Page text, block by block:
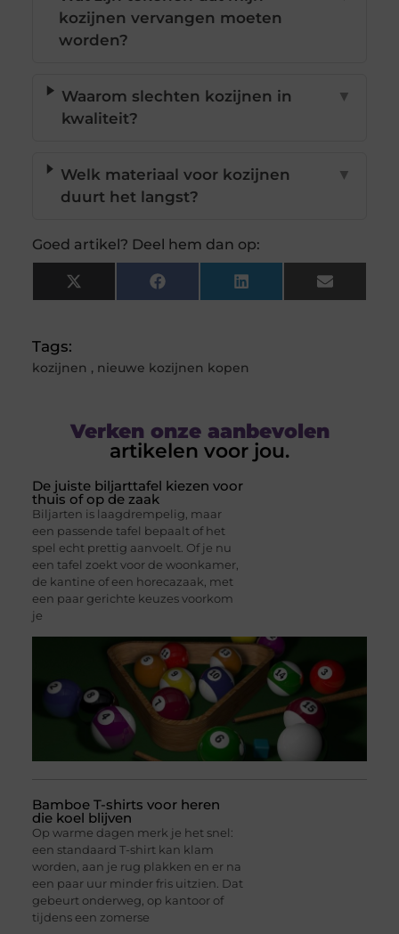
kozijnen vervangen moeten
worden?
Waarom slechten kozijnen in
kwaliteit?
▼
Welk materiaal voor kozijnen
duurt het langst?
▼
Goed artikel? Deel hem dan op:
X
(Twitter)
Facebook LinkedIn Email
Tags:
kozijnen , nieuwe kozijnen kopen
Verken onze aanbevolen
artikelen voor jou.
De juiste biljarttafel kiezen voor
thuis of op de zaak
Biljarten is laagdrempelig, maar
een passende tafel bepaalt of het
spel echt prettig aanvoelt. Of je nu
een tafel zoekt voor de woonkamer,
de kantine of een horecazaak, met
een paar gerichte keuzes voorkom
je
Bamboe T-shirts voor heren
die koel blijven
Op warme dagen merk je het snel:
een standaard T-shirt kan klam
worden, aan je rug plakken en er na
een paar uur minder fris uitzien. Dat
gebeurt onderweg, op kantoor of
tijdens een zomerse